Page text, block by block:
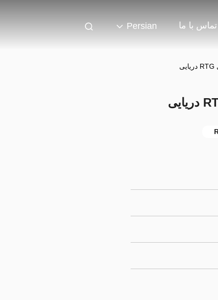
تماس با ما Persian